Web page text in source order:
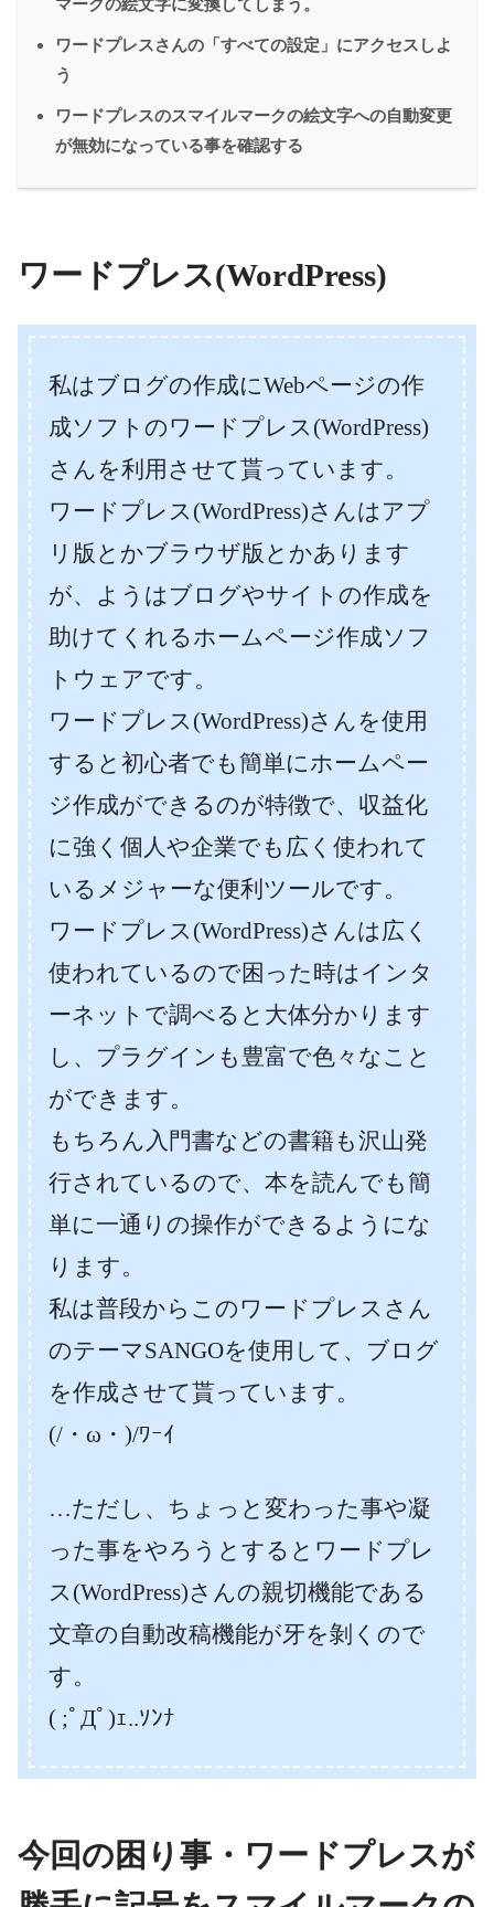
マークの絵文字に変換してしまう。
ワードプレスさんの「すべての設定」にアクセスしよ
う
ワードプレスのスマイルマークの絵文字への自動変更
が無効になっている事を確認する
ワードプレス(WordPress)
私はブログの作成にWebページの作
成ソフトのワードプレス(WordPress)
さんを利用させて貰っています。
ワードプレス(WordPress)さんはアプ
リ版とかブラウザ版とかあります
が、ようはブログやサイトの作成を
助けてくれるホームページ作成ソフ
トウェアです。
ワードプレス(WordPress)さんを使用
すると初心者でも簡単にホームペー
ジ作成ができるのが特徴で、収益化
に強く個人や企業でも広く使われて
いるメジャーな便利ツールです。
ワードプレス(WordPress)さんは広く
使われているので困った時はインタ
ーネットで調べると大体分かります
し、プラグインも豊富で色々なこと
ができます。
もちろん入門書などの書籍も沢山発
行されているので、本を読んでも簡
単に一通りの操作ができるようにな
ります。
私は普段からこのワードプレスさん
のテーマSANGOを使用して、ブログ
を作成させて貰っています。
(/・ω・)/ﾜｰｲ
…ただし、ちょっと変わった事や凝
った事をやろうとするとワードプレ
ス(WordPress)さんの親切機能である
文章の自動改稿機能が牙を剝くので
す。
( ;ﾟДﾟ)ｪ..ｿﾝﾅ
今回の困り事・ワードプレスが